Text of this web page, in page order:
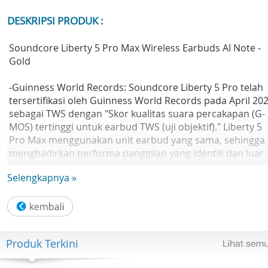
DESKRIPSI PRODUK :
Soundcore Liberty 5 Pro Max Wireless Earbuds AI Note -
Gold
-Guinness World Records: Soundcore Liberty 5 Pro telah
tersertifikasi oleh Guinness World Records pada April
sebagai TWS dengan "Skor kualitas suara percakapan (G-
MOS) tertinggi untuk earbud TWS (uji objektif)." Liberty 5
Pro Max menggunakan unit earbud yang sama, sehingga
menghadirkan performa panggilan yang identik dan luar
charging case ini dapat merekam rapat, kuliah, dan
wawancara di sekitar Anda melalui mikrofon internal, lalu
mentranskripsikannya dan membuat ringkasan AI yang
berisi poin-poin penting serta rencana tindakan (action
items). Fitur ini hanya merekam audio langsung di dalam
Selengkapnya »
Produk Terkini